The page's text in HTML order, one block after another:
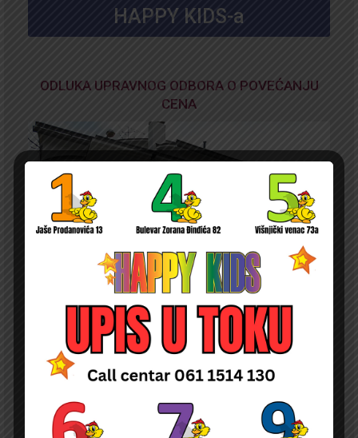
HAPPY KIDS-a
ODLUKA UPRAVNOG ODBORA O POVEĆANJU
CENA
ODLUKA O PRAVU NA NAKNADU DELA TROŠKOVA BORAVKA DECE U
PU ČIJI JE OSNIVAČ DURGO PRAVNO ILI FIZIČKO LICE NA TERITORIJI
GRADA BEOGRADA